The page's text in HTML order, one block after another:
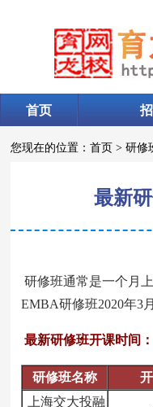
首页
您现在的位置：首页 >研修
最新
研修班通常是一个月
EMBA研修班2020年3
最新研修班开课时间：
研修班名称
上海交大投融